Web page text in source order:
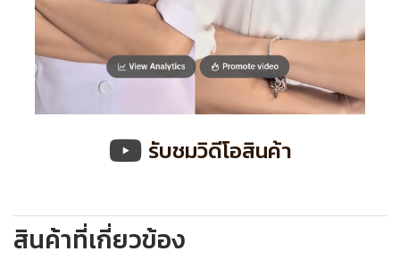
รับชมวิดีโอสินค้า
สินค้าที่เกี่ยวข้อง